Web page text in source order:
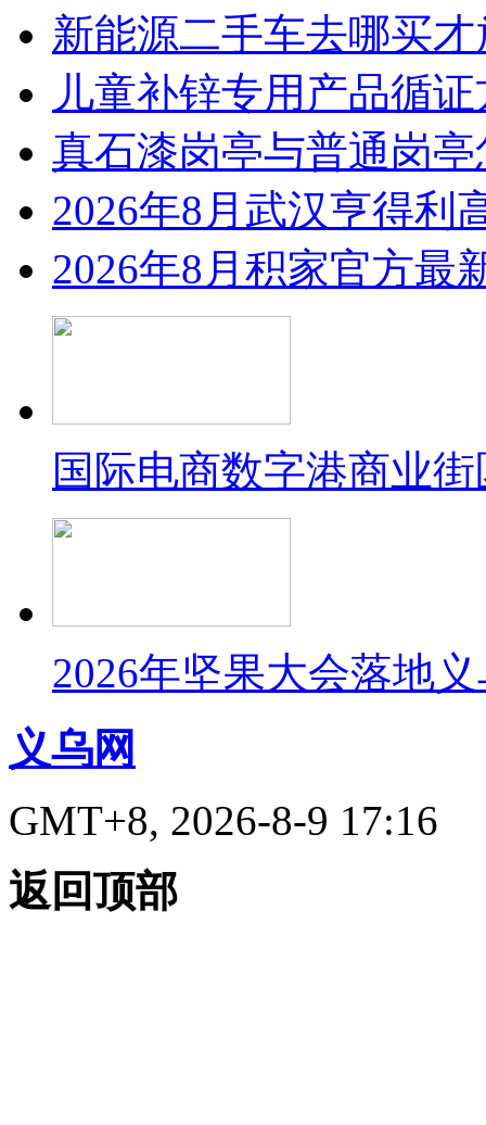
新能源二手车去哪买
儿童补锌专用产品循
真石漆岗亭与普通岗
2026年8月武汉亨得利
2026年8月积家官方最
国际电商数字港商业
2026年坚果大会落地
义乌网
GMT+8, 2026-8-9 17:16
返回顶部